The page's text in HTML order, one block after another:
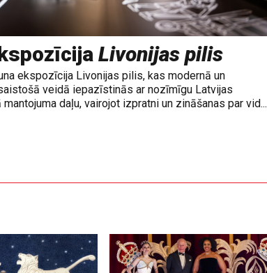
Livonijas pilis
ekspozīcija Livonijas pilis, kas modernā un
veidā iepazīstinās ar nozīmīgu Latvijas
daļu, vairojot izpratni un zināšanas par vid...